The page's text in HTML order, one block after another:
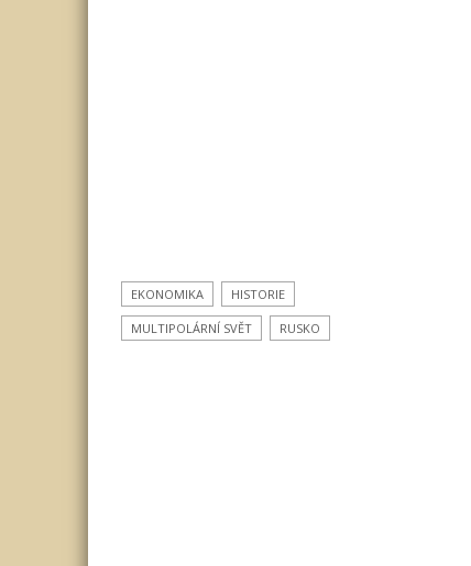
EKONOMIKA HISTORIE
MULTIPOLÁRNÍ SVĚT RUSKO